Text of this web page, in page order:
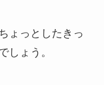
ょっとしたきっ
しょう。